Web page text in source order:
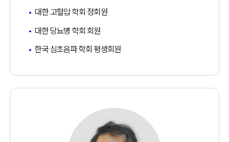
대한 고혈압 학회 정회원
대한 당뇨병 학회 회원
한국 심초음파 학회 평생회원